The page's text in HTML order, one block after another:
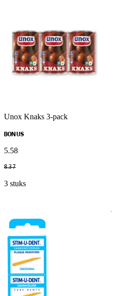
Unox Knaks 3-pack
BONUS
5.58
8.37
3 stuks